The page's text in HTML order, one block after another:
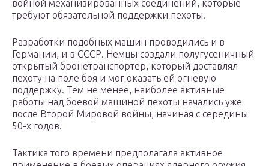
войной механизированных соединений, которые
требуют обязательной поддержки пехоты.
Разработки подобных машин проводились и в
Германии, и в СССР. Немцы создали полугусеничный
открытый бронетранспортер, который доставлял
пехоту на поле боя и мог оказать ей огневую
поддержку. Тем не менее, наиболее активные
работы над боевой машиной пехоты начались уже
после Второй Мировой войны, начиная с середины
50-х годов.
Тактика того времени предполагала активное